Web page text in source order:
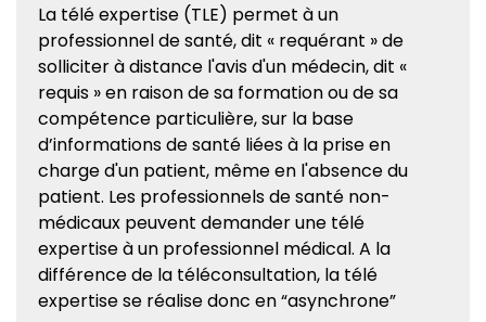
La télé expertise (TLE) permet à un
professionnel de santé, dit « requérant » de
solliciter à distance l'avis d'un médecin, dit «
requis » en raison de sa formation ou de sa
compétence particulière, sur la base
d’informations de santé liées à la prise en
charge d'un patient, même en l'absence du
patient. Les professionnels de santé non-
médicaux peuvent demander une télé
expertise à un professionnel médical. A la
différence de la téléconsultation, la télé
expertise se réalise donc en “asynchrone”